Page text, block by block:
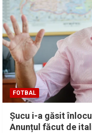
FOTBAL
Șucu i-a găsit
Anunțul făcut de